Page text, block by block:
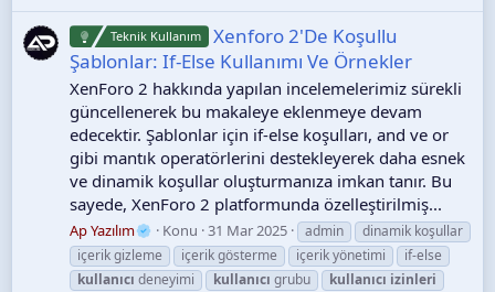
Teknik Kullanım
Xenforo 2'De Koşullu
Şablonlar: If-Else Kullanımı Ve Örnekler
XenForo 2 hakkında yapılan incelemelerimiz sürekli
güncellenerek bu makaleye eklenmeye devam
edecektir. Şablonlar için if-else koşulları, and ve or
gibi mantık operatörlerini destekleyerek daha esnek
ve dinamik koşullar oluşturmanıza imkan tanır. Bu
sayede, XenForo 2 platformunda özelleştirilmiş...
Ap Yazılım Konu 31 Mar 2025 admin
dinamik koşullar
içerik gizleme
içerik gösterme içerik yönetimi
if-else
kullanıcı deneyimi kullanıcı grubu kullanıcı izinleri